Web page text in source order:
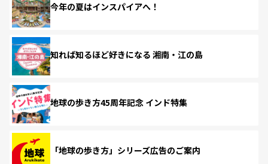
今年の夏はインスパイアへ！
知れば知るほど好きになる 湘南・江の島
地球の歩き方45周年記念 インド特集
「地球の歩き方」シリーズ広告のご案内